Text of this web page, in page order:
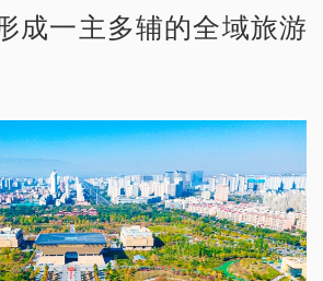
成一主多辅的全域旅游